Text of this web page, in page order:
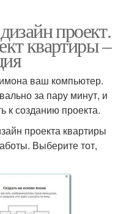
проект.
квартиры –
ваш компьютер.
за пару минут, и
к созданию проекта.
проекта квартиры
Выберите тот,